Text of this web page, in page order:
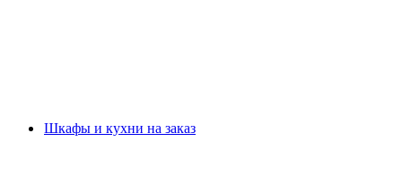
Шкафы и кухни на заказ